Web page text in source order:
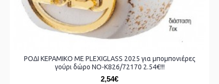
ΡΟΔΙ ΚΕΡΑΜΙΚΟ ΜΕ PLEXIGLASS 2025 για μπομπονιέρες
γούρι δώρο ΝΟ-Κ826/72170 2.54€!!!
2,54€